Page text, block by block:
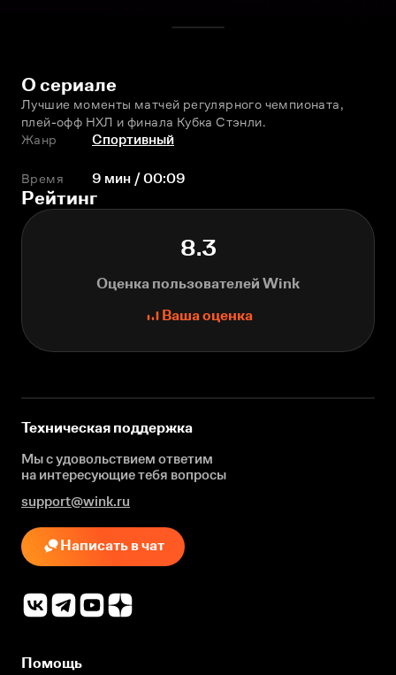
О сериале
Лучшие моменты матчей регулярного чемпионата,
плей-офф НХЛ и финала Кубка Стэнли.
Жанр
Спортивный
Время 9 мин / 00:09
Рейтинг
8.3
Оценка пользователей Wink
Ваша оценка
Техническая поддержка
Мы с удовольствием ответим
на интересующиетебя вопросы
support@wink.ru
Написать в чат
Помощь